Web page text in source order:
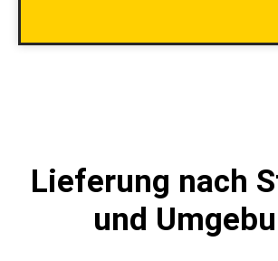
Lieferung nach
und